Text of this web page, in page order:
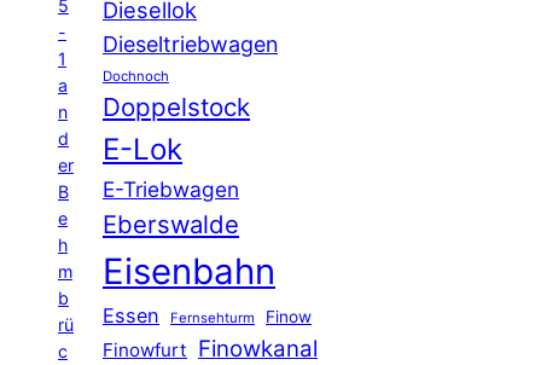
5
-
1
a
n
d
er
B
e
h
m
b
rü
c
Diesellok
Dieseltriebwagen
Dochnoch
Doppelstock
E-Lok
E-Triebwagen
Eberswalde
Eisenbahn
Essen Fernsehturm Finow
Finowfurt Finowkanal